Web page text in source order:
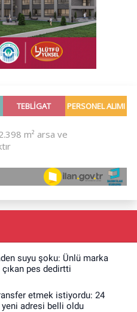
suyu şoku: Ünlü marka
pes dedirtti
etmek istiyordu: 24
adresi belli oldu